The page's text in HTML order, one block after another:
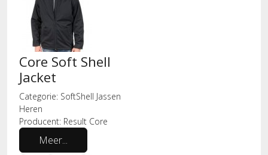
Core Soft Shell
Jacket
Categorie: SoftShell Jassen
Heren
Producent: Result Core
Meer...